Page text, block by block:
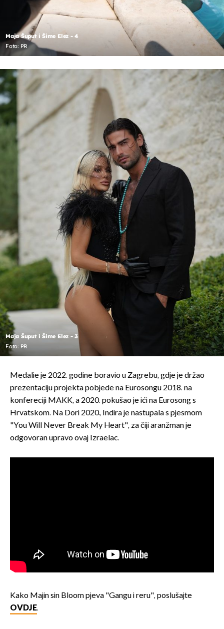
Maja Šuput i Šime Elez - 4
Foto: PR
Maja Šuput i Šime Elez - 3
Foto: PR
Medalie je 2022. godine boravio u Zagrebu, gdje je držao
prezentaciju projekta pobjede na Eurosongu 2018. na
konfereciji MAKK, a 2020. pokušao je ići na Eurosong s
Hrvatskom. Na Dori 2020., Indira je nastupala s pjesmom
"You Will Never Break My Heart", za čiji aranžman je
odgovoran upravo ovaj Izraelac.
Kako Majin sin Bloom pjeva "Gangu i reru", poslušajte
OVDJE.